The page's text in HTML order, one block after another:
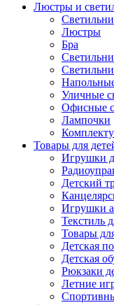
Люстры и
Люстры
Бра
Уличные
Офисные
Лампочки
Товары для
Игрушки
Детский
Игрушки
Текстиль
Товары
Детская
Детская
Рюкзаки
Летние